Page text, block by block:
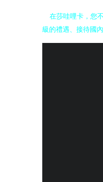
在莎哇哩卡，您
級的禮遇、接待國